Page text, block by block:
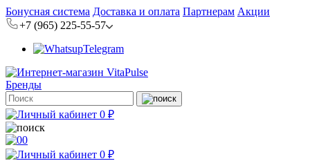
Бонусная система Доставка и оплата Партнерам Акции
+7 (965) 225-55-57
Telegram
Бренды
0 ₽
0
0 ₽